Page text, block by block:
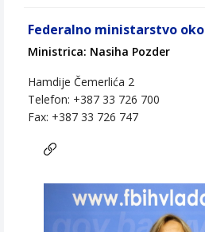
Federalno ministarstvo
Ministrica: Nasiha Pozder
Hamdije Čemerlića 2
Telefon: +387 33 726 700
Fax: +387 33 726 747